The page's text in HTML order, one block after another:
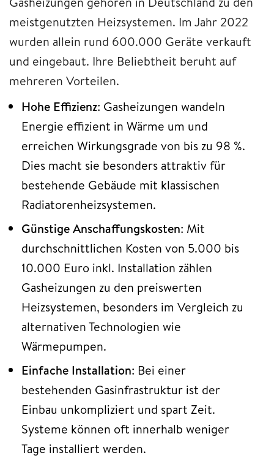
meistgenutzten Heizsystemen. Im Jahr 2022
wurden allein rund 600.000 Geräte verkauft
und eingebaut. Ihre Beliebtheit beruht auf
mehreren Vorteilen.
Hohe Effizienz: Gasheizungen wandeln
Energie effizient in Wärme um und
erreichen Wirkungsgrade von bis zu 98 %.
Dies macht sie besonders attraktiv für
bestehende Gebäude mit klassischen
Radiatorenheizsystemen.
Günstige Anschaffungskosten: Mit
durchschnittlichen Kosten von 5.000 bis
10.000 Euro inkl. Installation zählen
Gasheizungen zu den preiswerten
Heizsystemen, besonders im Vergleich zu
alternativen Technologien wie
Wärmepumpen.
Einfache Installation: Bei einer
bestehenden Gasinfrastruktur ist der
Einbau unkompliziert und spart Zeit.
Systeme können oft innerhalb weniger
Tage installiert werden.